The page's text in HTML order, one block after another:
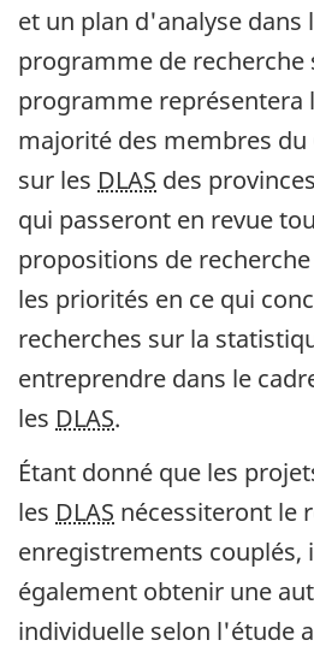
et un plan d'analyse dans
programme de recherche
programme représentera
majorité des membres
sur les DLAS des
qui passeront en revue
propositions de
les priorités en ce qui
recherches sur la
entreprendre dans le
les DLAS.
Étant donné que les
les DLAS nécessiteront le
enregistrements couplés,
également obtenir une
individuelle selon l'étude